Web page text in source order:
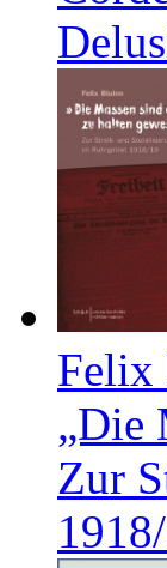
Felix
„Die
Zur